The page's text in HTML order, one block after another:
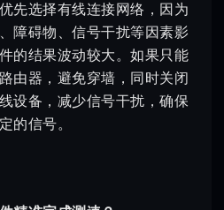
先选择有线连接网络，因为
障碍物、信号干扰等因素影
的结果波动较大。如果只能
由器，避免穿墙，同时关闭
设备，减少信号干扰，确保
的信号。